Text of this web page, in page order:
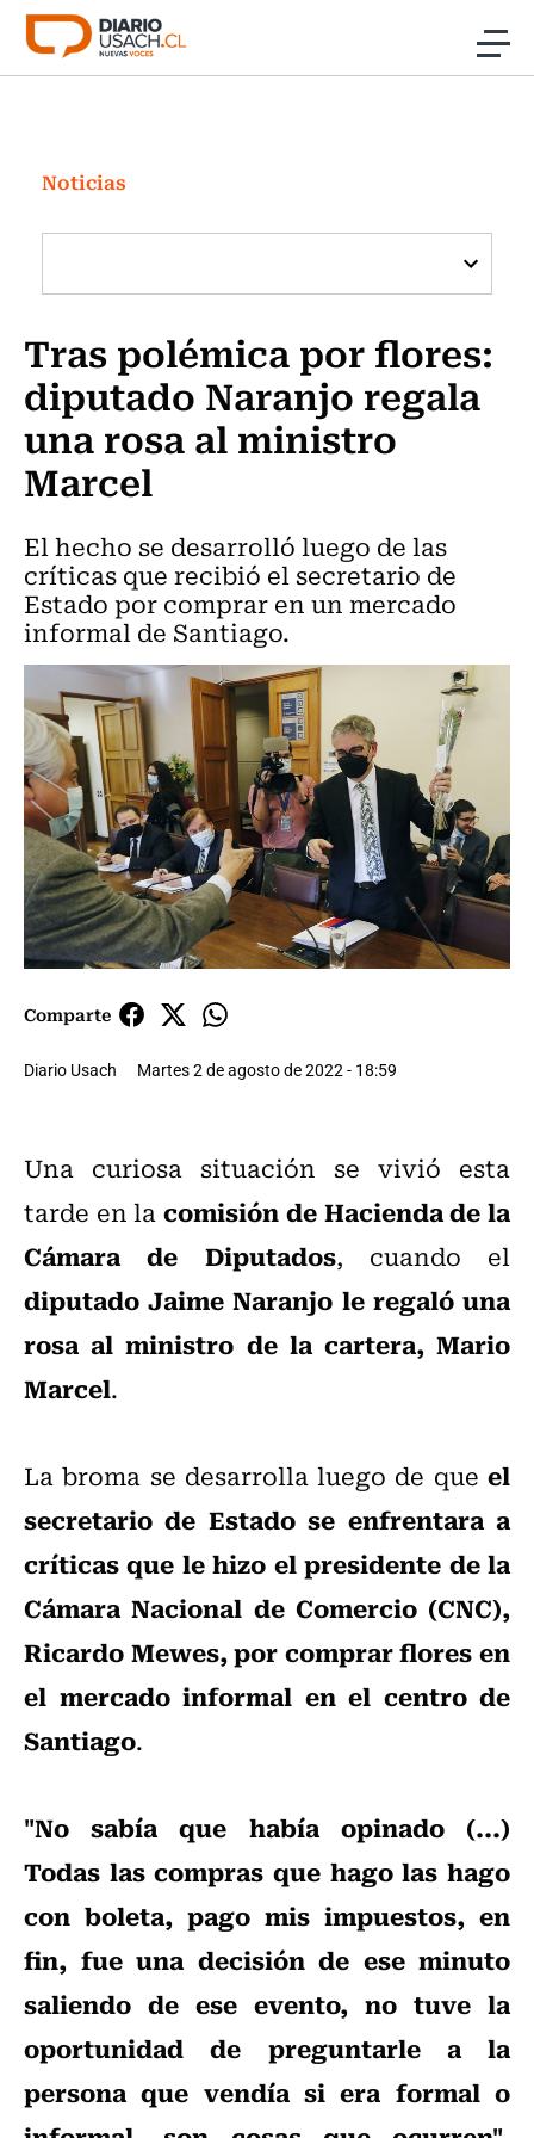
Click acá para ir directamente al contenido
Investigación
Cultura
Programas Radio y TV Usach
Noticias
Tras polémica por flores:
diputado Naranjo regala
una rosa al ministro
Marcel
El hecho se desarrolló luego de las
críticas que recibió el secretario de
Estado por comprar en un mercado
informal de Santiago.
Comparte
Diario Usach Martes 2 de agosto de 2022 - 18:59
Una curiosa situación se vivió esta
tarde en lacomisión de Hacienda de la
Cámara de Diputados, cuando el
diputado Jaime Naranjo le regaló una
rosa al ministro de la cartera, Mario
Marcel.
La broma se desarrolla luego de que el
secretario de Estado se enfrentara a
críticas que le hizo el presidente de la
Cámara Nacional de Comercio (CNC),
Ricardo Mewes, por comprar flores en
el mercado informal en el centro de
Santiago.
"No sabía que había opinado (...)
Todas las compras que hago las hago
con boleta, pago mis impuestos, en
fin, fue una decisión de ese minuto
saliendo de ese evento, no tuve la
oportunidad de preguntarle a la
persona que vendía si era formal o